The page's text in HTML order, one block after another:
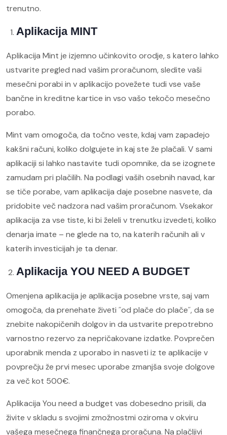
trenutno.
Aplikacija MINT
Aplikacija Mint je izjemno učinkovito orodje, s katero lahko
ustvarite pregled nad vašim proračunom, sledite vaši
mesečni porabi in v aplikacijo povežete tudi vse vaše
bančne in kreditne kartice in vso vašo tekočo mesečno
porabo.
Mint vam omogoča, da točno veste, kdaj vam zapadejo
kakšni računi, koliko dolgujete in kaj ste že plačali. V sami
aplikaciji si lahko nastavite tudi opomnike, da se izognete
zamudam pri plačilih. Na podlagi vaših osebnih navad, kar
se tiče porabe, vam aplikacija daje posebne nasvete, da
pridobite več nadzora nad vašim proračunom. Vsekakor
aplikacija za vse tiste, ki bi želeli v trenutku izvedeti, koliko
denarja imate – ne glede na to, na katerih računih ali v
katerih investicijah je ta denar.
Aplikacija YOU NEED A BUDGET
Omenjena aplikacija je aplikacija posebne vrste, saj vam
omogoča, da prenehate živeti ˝od plače do plače˝, da se
znebite nakopičenih dolgov in da ustvarite prepotrebno
varnostno rezervo za nepričakovane izdatke. Povprečen
uporabnik menda z uporabo in nasveti iz te aplikacije v
povprečju že prvi mesec uporabe zmanjša svoje dolgove
za več kot 500€.
Aplikacija You need a budget vas dobesedno prisili, da
živite v skladu s svojimi zmožnostmi oziroma v okviru
vašega mesečnega finančnega proračuna. Na plačljivi